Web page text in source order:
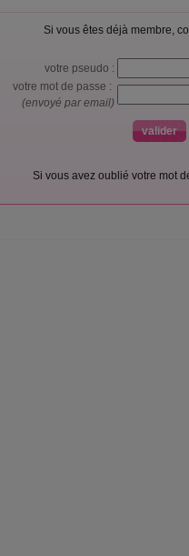
Si vous êtes déjà membre,
votre pseudo :
votre mot de passe :
(envoyé par email)
Si vous avez oublié votre mot